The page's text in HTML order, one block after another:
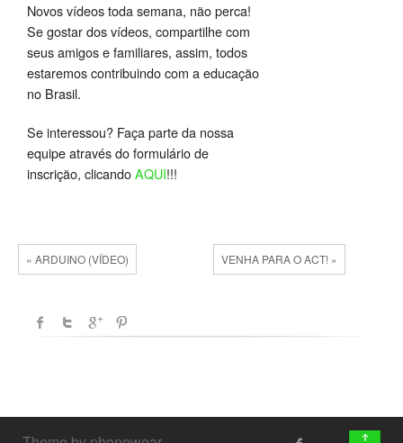
Novos vídeos toda semana, não perca!
Se gostar dos vídeos, compartilhe com
seus amigos e familiares, assim, todos
estaremos contribuindo com a educação
no Brasil.
Se interessou? Faça parte da nossa
equipe através do formulário de
inscrição, clicandoAQUI!!!
« ARDUINO (VÍDEO) VENHA PARA O ACT! »
↑